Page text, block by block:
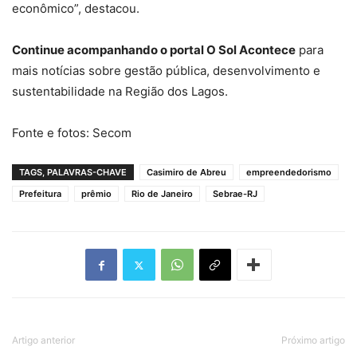
econômico”, destacou.
Continue acompanhando o portal O Sol Acontece para
mais notícias sobre gestão pública, desenvolvimento e
sustentabilidade na Região dos Lagos.
Fonte e fotos: Secom
TAGS, PALAVRAS-CHAVE Casimiro de Abreu
empreendedorismo
Prefeitura
prêmio Rio de Janeiro Sebrae-RJ
Artigo anterior Próximo artigo